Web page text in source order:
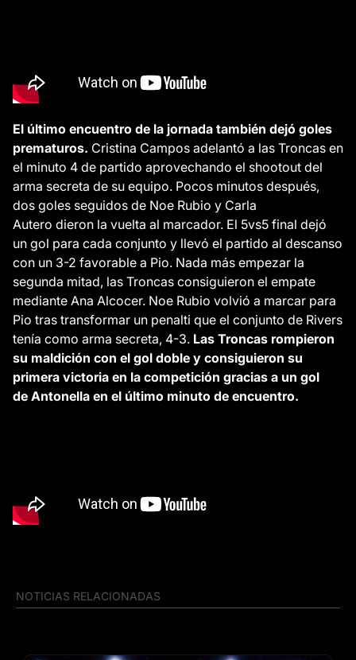
El último encuentro de la jornada también dejó goles
prematuros. Cristina Campos adelantó a las Troncas en
el minuto 4 de partido aprovechando el shootout del
arma secreta de su equipo. Pocos minutos después,
dos goles seguidos de Noe Rubio y Carla
Autero dieron la vuelta al marcador. El 5vs5 final dejó
un gol para cada conjunto y llevó el partido al descanso
con un 3-2 favorable a Pio. Nada más empezar la
segunda mitad, las Troncas consiguieron el empate
mediante Ana Alcocer. Noe Rubio volvió a marcar para
Pio tras transformar un penalti que el conjunto de Rivers
tenía como arma secreta, 4-3. Las Troncas rompieron
su maldición con el gol doble y consiguieron su
primera victoria en la competición gracias a un gol
de Antonella en el último minuto de encuentro.
NOTICIAS RELACIONADAS